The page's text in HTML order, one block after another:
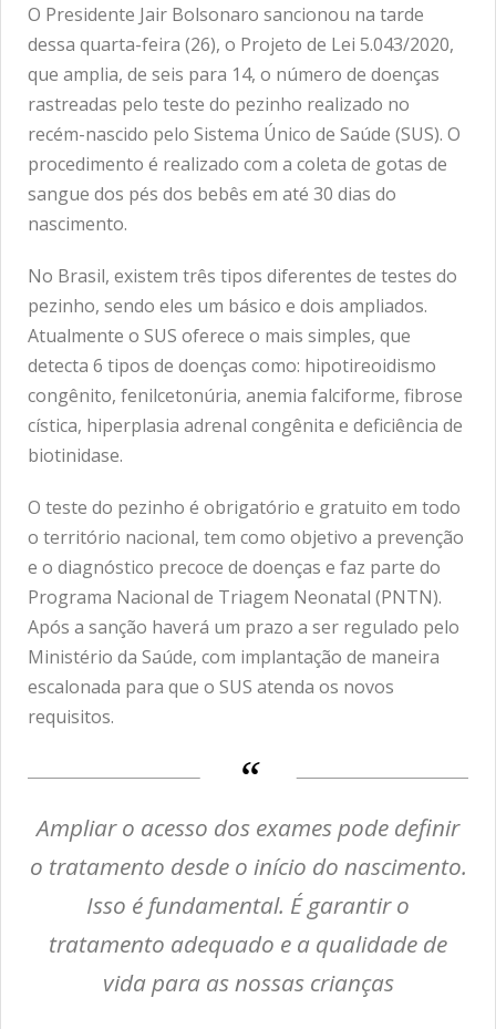
O Presidente Jair Bolsonaro sancionou na tarde
dessa quarta-feira (26), o Projeto de Lei 5.043/2020,
que amplia, de seis para 14, o número de doenças
rastreadas pelo teste do pezinho realizado no
recém-nascido pelo Sistema Único de Saúde (SUS). O
procedimento é realizado com a coleta de gotas de
sangue dos pés dos bebês em até 30 dias do
nascimento.
No Brasil, existem três tipos diferentes de testes do
pezinho, sendo eles um básico e dois ampliados.
Atualmente o SUS oferece o mais simples, que
detecta 6 tipos de doenças como: hipotireoidismo
congênito, fenilcetonúria, anemia falciforme, fibrose
cística, hiperplasia adrenal congênita e deficiência de
biotinidase.
O teste do pezinho é obrigatório e gratuito em todo
o território nacional, tem como objetivo a prevenção
e o diagnóstico precoce de doenças e faz parte do
Programa Nacional de Triagem Neonatal (PNTN).
Após a sanção haverá um prazo a ser regulado pelo
Ministério da Saúde, com implantação de maneira
escalonada para que o SUS atenda os novos
requisitos.
Ampliar o acesso dos exames pode definir
o tratamento desde o início do nascimento.
Isso é fundamental. É garantir o
tratamento adequado e a qualidade de
vida para as nossas crianças